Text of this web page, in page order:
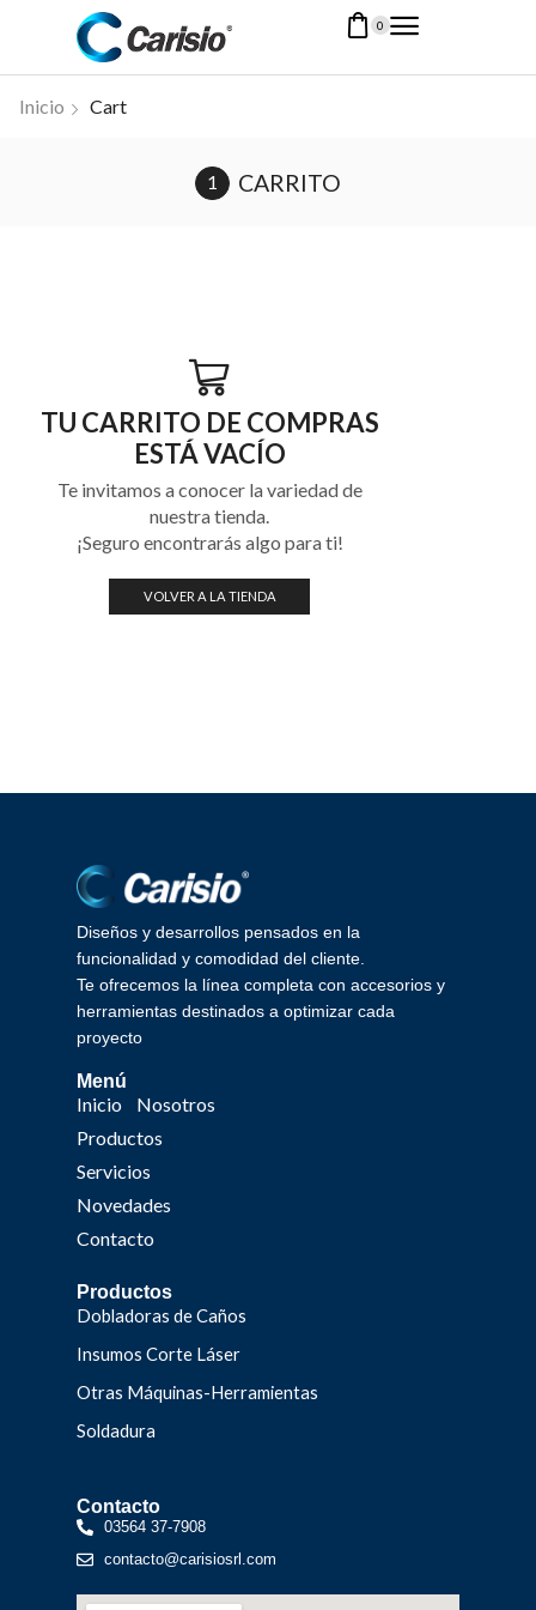
0
Inicio Cart
CARRITO
TU CARRITO DE COMPRAS
ESTÁ VACÍO
Te invitamos a conocer la variedad de
nuestra tienda.
¡Seguro encontrarás algo para ti!
VOLVER A LA TIENDA
Diseños y desarrollos pensados en la
funcionalidad y comodidad del cliente.
Te ofrecemos la línea completa con accesorios y
herramientas destinados a optimizar cada
proyecto
Menú
Inicio
Nosotros
Productos
Servicios
Novedades
Contacto
Productos
Dobladoras de Caños
Insumos Corte Láser
Otras Máquinas-Herramientas
Soldadura
Contacto
03564 37-7908
contacto@carisiosrl.com